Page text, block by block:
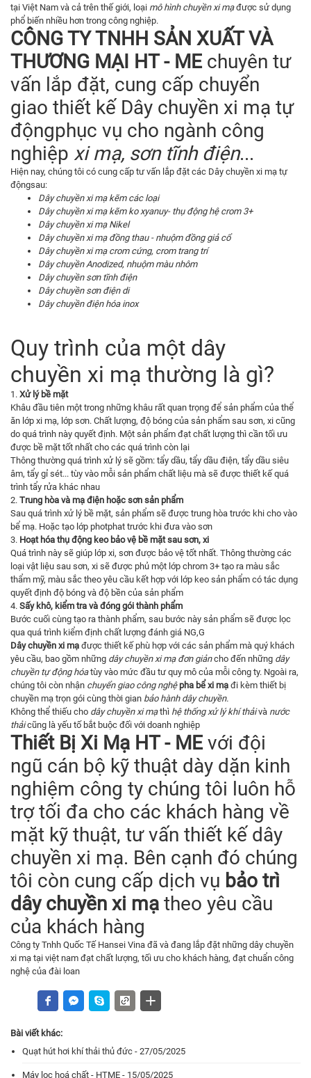
tại Việt Nam và cả trên thế giới, loại mô hình chuyền xi mạđược sử dụng
phổ biến nhiều hơn trong công nghiệp.
CÔNG TY TNHH SẢN XUẤT VÀ
THƯƠNG MẠI HT - ME chuyên tư
vấn lắp đặt, cung cấp chuyển
giao thiết kế Dây chuyền xi mạ tự
độngphục vụ cho ngành công
nghiệp xi mạ, sơn tĩnh điện...
Hiện nay, chúng tôi có cung cấp tư vấn lắp đặt các Dây chuyền xi mạ tự
độngsau:
Dây chuyền xi mạ kẽm các loại
Dây chuyền xi mạ kẽm ko xyanuy- thụ động hệ crom 3+
Dây chuyền xi mạ Nikel
Dây chuyền xi mạ đồng thau - nhuộm đồng giả cổ
Dây chuyền xi mạ crom cứng, crom trang trí
Dây chuyền Anodized, nhuộm màu nhôm
Dây chuyền sơn tĩnh điện
Dây chuyền sơn điện di
Dây chuyền điện hóa inox
Quy trình của một dây
chuyền xi mạ thường là gì?
1. Xử lý bề mặt
Khâu đầu tiên một trong những khâu rất quan trọng để sản phẩm của thể
ăn lớp xi mạ, lớp sơn. Chất lượng, độ bóng của sản phẩm sau sơn, xi cũng
do quá trình này quyết định. Một sản phẩm đạt chất lượng thì cần tối ưu
được bề mặt tốt nhất cho các quá trình còn lại
Thông thường quá trình xử lý sẽ gồm: tẩy dầu, tẩy dầu điện, tẩy dầu siêu
âm, tẩy gỉ sét... tùy vào mỗi sản phẩm chất liệu mà sẽ được thiết kế quá
trình tẩy rửa khác nhau
2. Trung hòa và mạ điện hoặc sơn sản phẩm
Sau quá trình xử lý bề mặt, sản phẩm sẽ được trung hòa trước khi cho vào
bể mạ. Hoặc tạo lớp photphat trước khi đưa vào sơn
3. Hoạt hóa thụ động keo bảo vệ bề mặt sau sơn, xi
Quá trình này sẽ giúp lớp xi, sơn được bảo vệ tốt nhất. Thông thường các
loại vật liệu sau sơn, xi sẽ được phủ một lớp chrom 3+ tạo ra màu sắc
thẩm mỹ, màu sắc theo yêu cầu kết hợp với lớp keo sản phẩm có tác dụng
quyết định độ bóng và độ bền của sản phẩm
4. Sấy khô, kiểm tra và đóng gói thành phẩm
Bước cuối cùng tạo ra thành phẩm, sau bước này sản phẩm sẽ được lọc
qua quá trình kiểm định chất lượng đánh giá NG,G
Dây chuyền xi mạ được thiết kế phù hợp với các sản phẩm mà quý khách
yêu cầu, bao gồm những dây chuyền xi mạ đơn giảncho đến những dây
chuyền tự động hóatùy vào mức đầu tư quy mô của mỗi công ty. Ngoài ra,
chúng tôi còn nhận chuyển giao công nghệ pha bể xi mạ đi kèm thiết bị
chuyền mạ trọn gói cùng thời gian bảo hành dây chuyền.
Không thể thiếu cho dây chuyền xi mạthì hệ thống xử lý khí thảivà nước
thảicũng là yếu tố bắt buộc đối với doanh nghiệp
Thiết Bị Xi Mạ HT - ME với đội
ngũ cán bộ kỹ thuật dày dặn kinh
nghiệm công ty chúng tôi luôn hỗ
trợ tối đa cho các khách hàng về
mặt kỹ thuật, tư vấn thiết kế dây
chuyền xi mạ. Bên cạnh đó chúng
tôi còn cung cấp dịch vụ bảo trì
dây chuyền xi mạ theo yêu cầu
của khách hàng
Công ty Tnhh Quốc Tế Hansei Vina đã và đang lắp đặt những dây chuyền
xi mạ tại việt nam đạt chất lượng, tối ưu cho khách hàng, đạt chuẩn công
nghệ của đài loan
Bài viết khác:
Quạt hút hơi khí thải thủ đức - 27/05/2025
Máy lọc hoá chất - HTME - 15/05/2025